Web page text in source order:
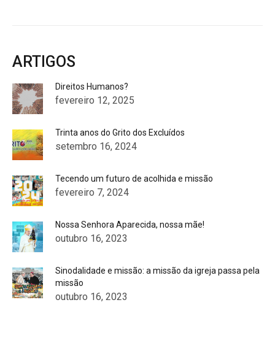
ARTIGOS
Direitos Humanos?
fevereiro 12, 2025
Trinta anos do Grito dos Excluídos
setembro 16, 2024
Tecendo um futuro de acolhida e missão
fevereiro 7, 2024
Nossa Senhora Aparecida, nossa mãe!
outubro 16, 2023
Sinodalidade e missão: a missão da igreja passa pela
missão
outubro 16, 2023